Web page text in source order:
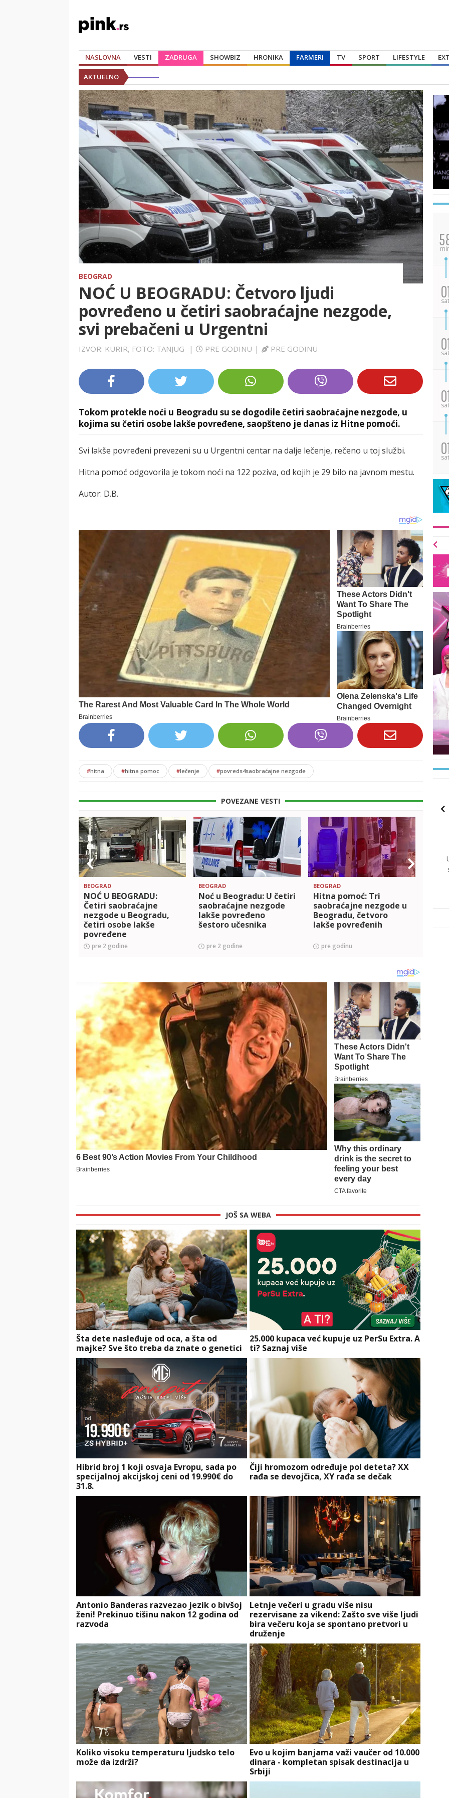
NASLOVNA VESTI ZADRUGA SHOWBIZ HRONIKA FARMERI TV SPORT LIFESTYLE
AKTUELNO
BEOGRAD
NOĆ U BEOGRADU: Četvoro ljudi
povređeno u četiri saobraćajne nezgode,
svi prebačeni u Urgentni
IZVOR: KURIR, FOTO: TANJUG | PRE GODINU | PRE GODINU
Tokom protekle noći u Beogradu su se dogodile četiri saobraćajne nezgode, u
kojima su četiri osobe lakše povređene, saopšteno je danas iz Hitne pomoći.
Svi lakše povređeni prevezeni su u Urgentni centar na dalje lečenje, rečeno u toj službi.
Hitna pomoć odgovorila je tokom noći na 122 poziva, od kojih je 29 bilo na javnom mestu.
Autor: D.B.
#hitna #hitna pomoc #lečenje #povreds4saobraćajne nezgode
POVEZANE VESTI
BEOGRAD
NOĆ U BEOGRADU:
Četiri saobraćajne
nezgode u Beogradu,
četiri osobe lakše
povređene
pre 2 godine
BEOGRAD
Noć u Beogradu: U četiri
saobraćajne nezgode
lakše povređeno
šestoro učesnika
pre 2 godine
BEOGRAD
Hitna pomoć: Tri
saobraćajne nezgode u
Beogradu, četvoro
lakše povređenih
pre godinu
JOŠ SA WEBA
Šta dete nasleđuje od oca, a šta od
majke? Sve što treba da znate o genetici
25.000 kupaca već kupuje uz PerSu Extra. A
ti? Saznaj više
Hibrid broj 1 koji osvaja Evropu, sada po
specijalnoj akcijskoj ceni od 19.990€ do
31.8.
Čiji hromozom određuje pol deteta? XX
rađa se devojčica, XY rađa se dečak
Antonio Banderas razvezao jezik o bivšoj
ženi! Prekinuo tišinu nakon 12 godina od
razvoda
Letnje večeri u gradu više nisu
rezervisane za vikend: Zašto sve više ljudi
bira večeru koja se spontano pretvori u
druženje
Koliko visoku temperaturu ljudsko telo
može da izdrži?
Evo u kojim banjama važi vaučer od 10.000
dinara - kompletan spisak destinacija u
Srbiji
sat
sat
sat
sat